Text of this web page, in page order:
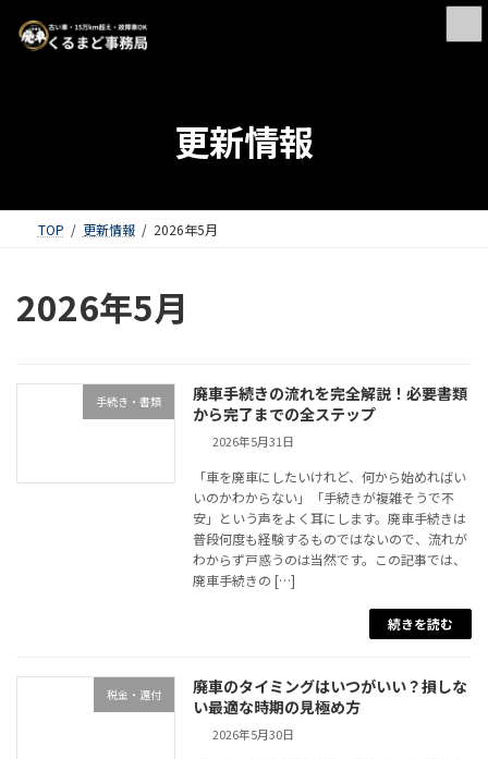
更新情報
TOP 更新情報 2026年5月
2026年5月
手続き・書類
廃車手続きの流れを完全解説！必要書類
から完了までの全ステップ
2026年5月31日
「車を廃車にしたいけれど、何から始めればい
いのかわからない」「手続きが複雑そうで不
安」という声をよく耳にします。廃車手続きは
普段何度も経験するものではないので、流れが
わからず戸惑うのは当然です。この記事では、
廃車手続きの […]
続きを読む
税金・還付
廃車のタイミングはいつがいい？損しな
い最適な時期の見極め方
2026年5月30日